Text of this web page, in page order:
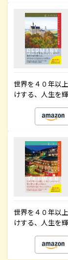
世界を４０年以
けする、人生を
世界を４０年以
けする、人生を